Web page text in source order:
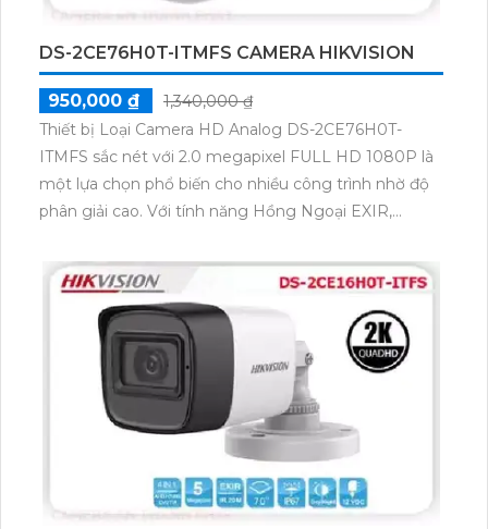
DS-2CE76H0T-ITMFS CAMERA HIKVISION
950,000 ₫
1,340,000 ₫
Thiết bị Loại Camera HD Analog DS-2CE76H0T-
ITMFS sắc nét với 2.0 megapixel FULL HD 1080P là
một lựa chọn phổ biến cho nhiều công trình nhờ độ
phân giải cao. Với tính năng Hồng Ngoại EXIR,
sáng và phát hiện Hồng Ngoại 30m. Đây là một
camera chuyên dụng cho gia đình, có thể được sử
dụng trong nhà hoặc ngoài trời với công nghệ AHD
CVI TVI BCS. Camera cũng phù hợp cho các công
trình dân dụng và cung cấp khả năng thu âm tích